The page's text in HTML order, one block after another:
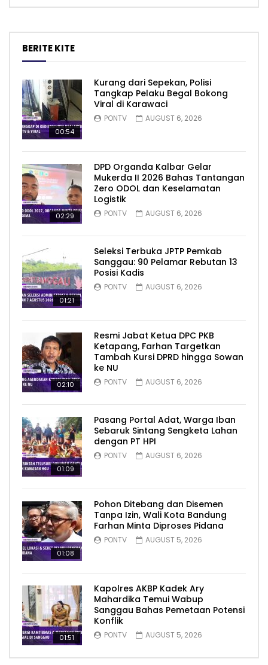
BERITE KITE
00:54
Kurang dari Sepekan, Polisi
Tangkap Pelaku Begal Bokong
Viral di Karawaci
PONTV AUGUST 6, 2026
02:29
DPD Organda Kalbar Gelar
Mukerda II 2026 Bahas Tantangan
Zero ODOL dan Keselamatan
Logistik
PONTV AUGUST 6, 2026
01:21
Seleksi Terbuka JPTP Pemkab
Sanggau: 90 Pelamar Rebutan 13
Posisi Kadis
PONTV AUGUST 6, 2026
02:10
Resmi Jabat Ketua DPC PKB
Ketapang, Farhan Targetkan
Tambah Kursi DPRD hingga Sowan
ke NU
PONTV AUGUST 6, 2026
01:09
Pasang Portal Adat, Warga Iban
Sebaruk Sintang Sengketa Lahan
dengan PT HPI
PONTV AUGUST 6, 2026
01:08
Pohon Ditebang dan Disemen
Tanpa Izin, Wali Kota Bandung
Farhan Minta Diproses Pidana
PONTV AUGUST 5, 2026
01:51
Kapolres AKBP Kadek Ary
Mahardika Temui Wabup
Sanggau Bahas Pemetaan Potensi
Konflik
PONTV AUGUST 5, 2026